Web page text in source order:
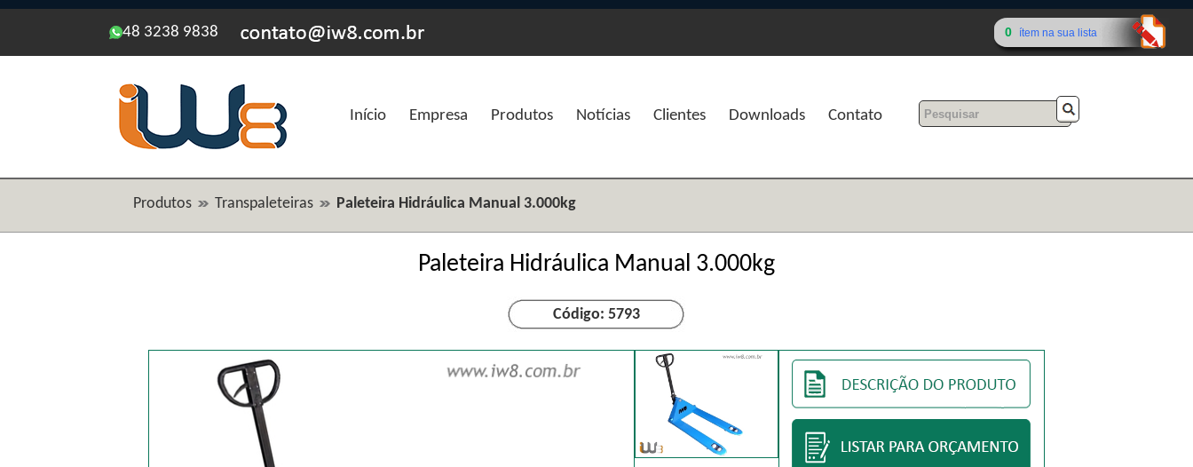
48 3238 9838 0 ítem na sua lista
Início Empresa Produtos Notícias Clientes Downloads Contato
Produtos Transpaleteiras Paleteira Hidráulica Manual 3.000kg
Paleteira Hidráulica Manual 3.000kg
Código: 5793